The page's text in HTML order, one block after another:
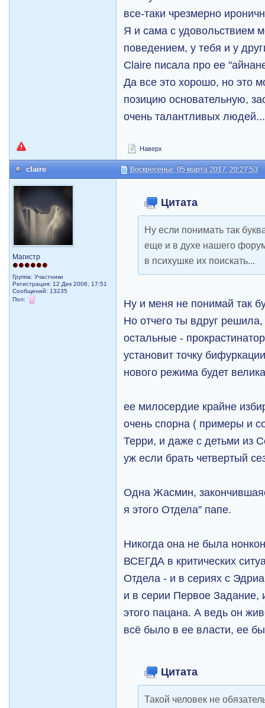
все-таки чрезмерно
Я и сама с удовольствием
поведением, у тебя и у
Claire писала про ее
Да все это хорошо, но это
позицию основательную,
очень талантливых
Наверх
claire Воскресенье, 05 марта 2017, 20:27:53
Магистр
Группа: Участники
Регистрация: 12 Дек 2006, 17:51
Сообщений: 13235
Пол:
Цитата
Ну если понимать так
еще и в духе нашего
в психушке их поискать...
Ну и меня не понимай так
Но отчего ты вдруг
остальные -
установит точку
нового режима будет
ее милосердие крайне
очень спорна ( примеры и
Терри, и даже с детьми из
уж если брать четвертый
Одна Жасмин,
я этого Отдела" папе.
Никогда она не была
ВСЕГДА в критических
Отдела - и в сериях с
и в серии Первое Задание,
этого пацана. А ведь он
всё было в ее власти, ее
Цитата
Такой человек не